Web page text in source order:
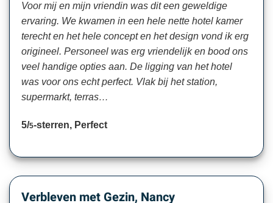
Voor mij en mijn vriendin was dit een geweldige
ervaring. We kwamen in een hele nette hotel kamer
terecht en het hele concept en het design vond ik erg
origineel. Personeel was erg vriendelijk en bood ons
veel handige opties aan. De ligging van het hotel
was voor ons echt perfect. Vlak bij het station,
supermarkt, terras…
5/5-sterren, Perfect
Verbleven met Gezin, Nancy